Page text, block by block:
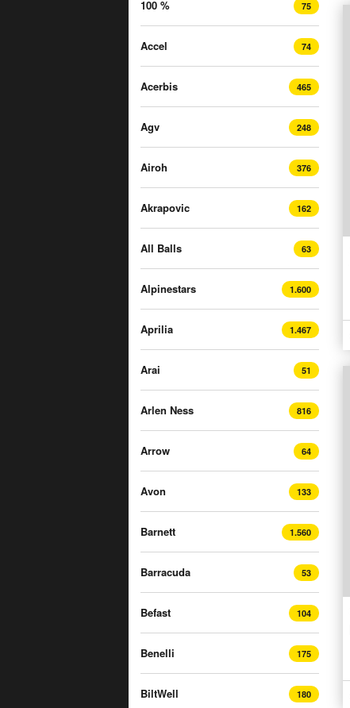
100 % 75
Accel 74
Acerbis 465
Agv 248
Airoh 376
Akrapovic 162
All Balls 63
Alpinestars 1.600
Aprilia 1.467
Arai 51
Arlen Ness 816
Arrow 64
Avon 133
Barnett 1.560
Barracuda 53
Befast 104
Benelli 175
BiltWell 180